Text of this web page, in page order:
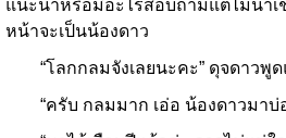
แนะนำหรือมีอะไรสอบถามแต่ไม่น่า
หน้าจะเป็นน้องดาว
“โลกกลมจังเลยนะคะ” ดุจดาวพู
“ครับ กลมมาก เอ่อ น้องดาวมาบ่